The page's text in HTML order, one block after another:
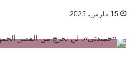
15 مارس، 2025